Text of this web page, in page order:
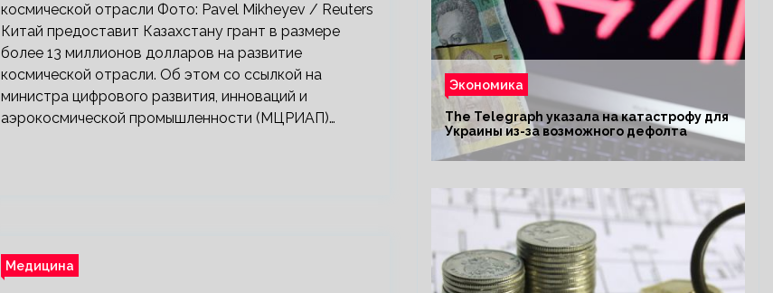
космической отрасли Фото: Pavel Mikheyev / Reuters
Китай предоставит Казахстану грант в размере
более 13 миллионов долларов на развитие
космической отрасли. Об этом со ссылкой на
министра цифрового развития, инноваций и
аэрокосмической промышленности (МЦРИАП)…
Медицина
Экономика
The Telegraph указала на катастрофу для
Украины из-за возможного дефолта